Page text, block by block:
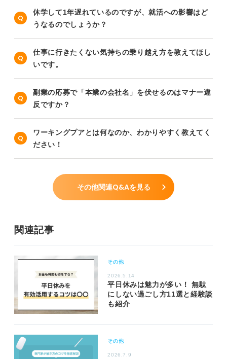
休学して1年遅れているのですが、就活への影響はど
うなるのでしょうか？
仕事に行きたくない気持ちの乗り越え方を教えてほし
いです。
副業の応募で「本業の会社名」を伏せるのはマナー違
反ですか？
ワーキングプアとは何なのか、わかりやすく教えてく
ださい！
その他関連Q&Aを見る
関連記事
その他
2026.5.14
平日休みは魅力が多い！ 無駄
にしない過ごし方11選と経験談
も紹介
その他
2026.7.9